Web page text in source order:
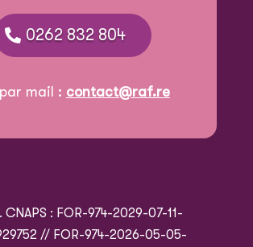
0262 832 804
mail : contact@raf.re
CNAPS : FOR-974-2029-07-11-
// FOR-974-2026-05-05-